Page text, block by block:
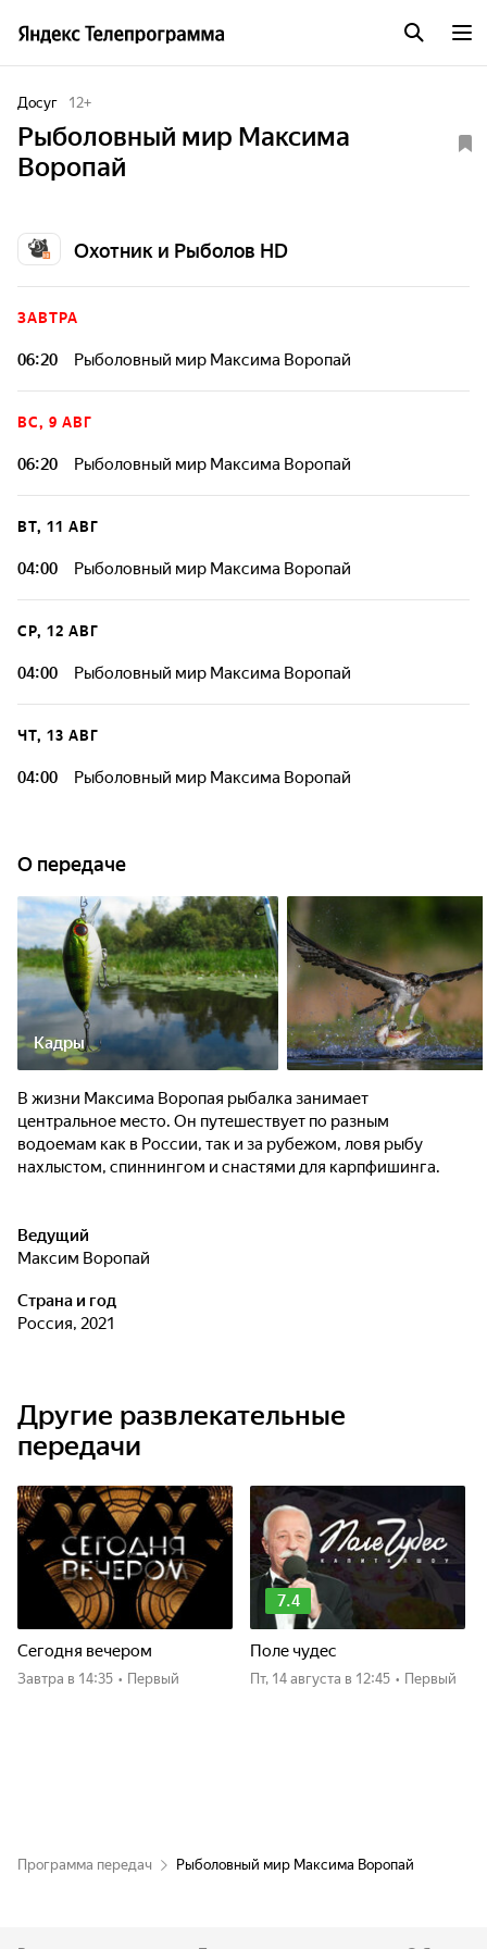
Досуг 12+
Рыболовный мир Максима
Воропай
Охотник и Рыболов HD
ЗАВТРА
06:20 Рыболовный мир Максима Воропай
ВС, 9 АВГ
06:20 Рыболовный мир Максима Воропай
ВТ, 11 АВГ
04:00 Рыболовный мир Максима Воропай
СР, 12 АВГ
04:00 Рыболовный мир Максима Воропай
ЧТ, 13 АВГ
04:00 Рыболовный мир Максима Воропай
О передаче
Кадры
В жизни Максима Воропая рыбалка занимает
центральное место. Он путешествует по разным
водоемам как в России, так и за рубежом, ловя рыбу
нахлыстом, спиннингом и снастями для карпфишинга.
Ведущий
Максим Воропай
Страна и год
Россия, 2021
Другие развлекательные
передачи
Сегодня вечером
Завтра в 14:35 • Первый
7.4
Поле чудес
пт, 14 августа в 12:45 • Первый
Программа передач Рыболовный мир Максима Воропай